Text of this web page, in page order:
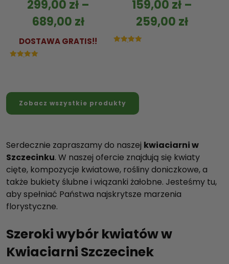
299,00 zł–
689,00 zł
DOSTAWA GRATIS!!
159,00 zł –
259,00 zł
Zobacz wszystkie produkty
Serdecznie zapraszamy do naszej kwiaciarni w
Szczecinku. W naszej ofercie znajdują się kwiaty
cięte, kompozycje kwiatowe, rośliny doniczkowe, a
także bukiety ślubne i wiązanki żałobne. Jesteśmy tu,
aby spełniać Państwa najskrytsze marzenia
florystyczne.
Szeroki wybór kwiatów w
Kwiaciarni Szczecinek